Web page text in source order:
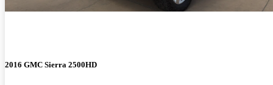
2016 GMC Sierra 2500HD